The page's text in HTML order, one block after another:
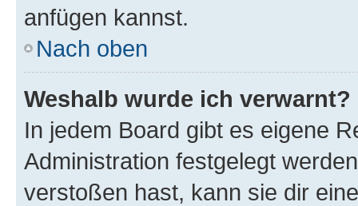
anfügen kannst.
Nach oben
Weshalb wurde ich verwarnt?
In jedem Board gibt es eigene
Administration festgelegt
verstoßen hast, kann sie dir